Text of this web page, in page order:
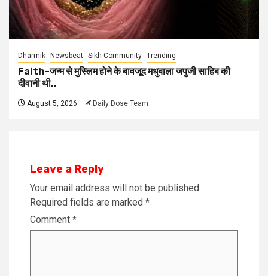
Dharmik Newsbeat Sikh Community Trending
Faith-जन्म से मुस्लिम होने के बावजूद मधुबाला जपुजी साहिब की
दीवानी थी..
August 5, 2026 Daily Dose Team
Leave a Reply
Your email address will not be published.
Required fields are marked *
Comment *